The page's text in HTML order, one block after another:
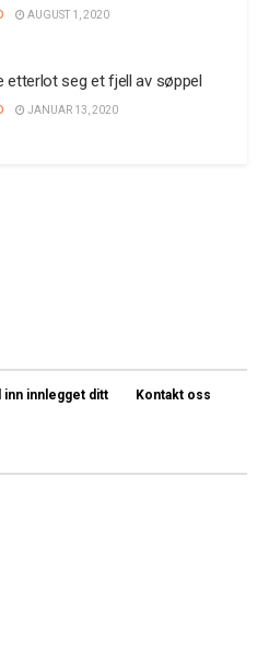
AUGUST 1, 2020
etterlot seg et fjell av søppel
JANUAR 13, 2020
inn innlegget ditt
Kontakt oss